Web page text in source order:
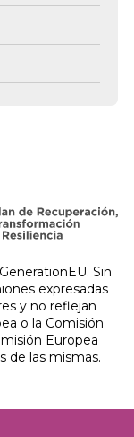
Sin
expresadas
y no reflejan
o la Comisión
Europea
de las mismas.